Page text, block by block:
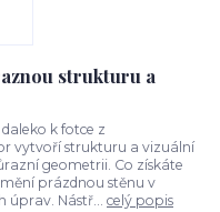
strukturu a
k fotce z
vytvoří strukturu a vizuální
geometrii. Co získáte
prázdnou stěnu v
úprav. Nástř... celý popis